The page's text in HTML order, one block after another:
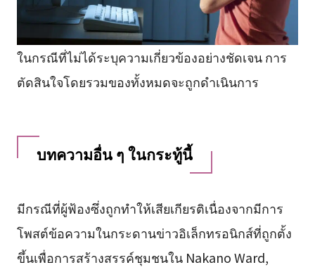
ในกรณีที่ไม่ได้ระบุความเกี่ยวข้องอย่างชัดเจน การ
ตัดสินใจโดยรวมของทั้งหมดจะถูกดำเนินการ
บทความอื่น ๆ ในกระทู้นี้
มีกรณีที่ผู้ฟ้องซึ่งถูกทำให้เสียเกียรติเนื่องจากมีการ
โพสต์ข้อความในกระดานข่าวอิเล็กทรอนิกส์ที่ถูกตั้ง
ขึ้นเพื่อการสร้างสรรค์ชุมชนใน Nakano Ward,